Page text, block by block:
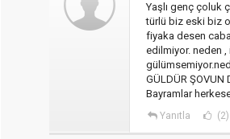
Yaşlı genç çoluk
türlü biz eski biz
fiyaka desen
edilmiyor. neden
GÜLDÜR ŞOVUN
Bayramlar
Yanıtla (2)